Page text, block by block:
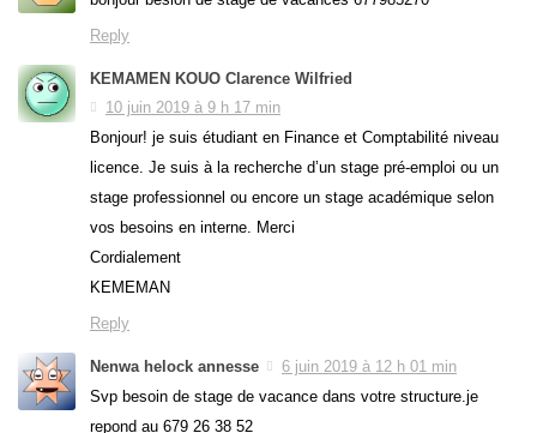
Reply
KEMAMEN KOUO Clarence Wilfried
10 juin 2019 à 9 h 17 min
Bonjour! je suis étudiant en Finance et Comptabilité niveau
licence. Je suis à la recherche d’un stage pré-emploi ou un
stage professionnel ou encore un stage académique selon
vos besoins en interne. Merci
Cordialement
KEMEMAN
Reply
Nenwa helock annesse
6 juin 2019 à 12 h 01 min
Svp besoin de stage de vacance dans votre structure.je
repond au 679 26 38 52